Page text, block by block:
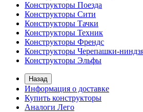
Конструкторы Поезда
Конструкторы Сити
Конструкторы Тачки
Конструкторы Техник
Конструкторы Френдс
Конструкторы Черепашки-
Конструкторы Эльфы
Назад
Информация о доставке
Купить конструкторы
Аналоги Лего